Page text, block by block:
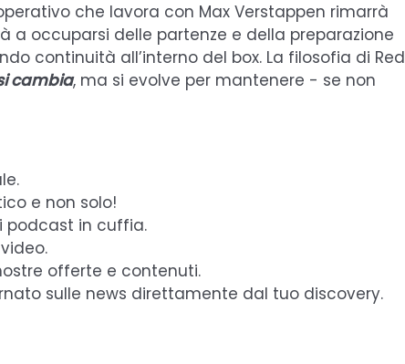
che lavora con Max Verstappen rimarrà
a occuparsi delle partenze e della preparazione
continuità all’interno del box. La filosofia di Red
cambia, ma si evolve per mantenere - se non
e non solo!
podcast in cuffia.
offerte e contenuti.
sulle news direttamente dal tuo discovery.